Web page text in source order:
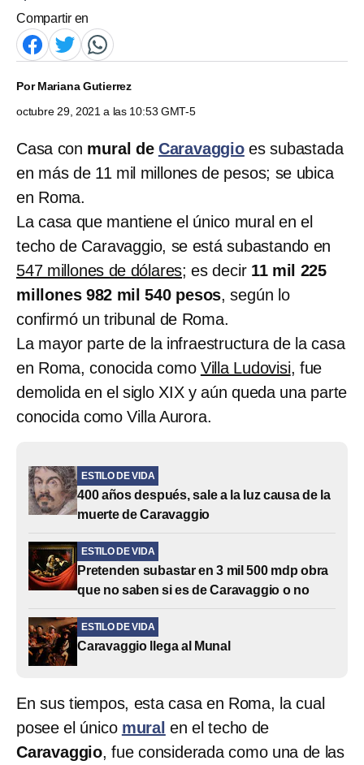
Compartir en
PorMariana Gutierrez
octubre 29, 2021 a las 10:53 GMT-5
Casa con mural de Caravaggioes subastada
en más de 11 mil millones de pesos; se ubica
en Roma.
La casa que mantiene el único mural en el
techo de Caravaggio, se está subastando en
547 millones de dólares; es decir 11 mil 225
millones 982 mil 540 pesos, según lo
confirmó un tribunal de Roma.
La mayor parte de la infraestructura de la casa
en Roma, conocida como Villa Ludovisi, fue
demolida en el siglo XIX y aún queda una parte
conocida como Villa Aurora.
ESTILO DE VIDA
400 años después, sale a la luz causa de la
muerte de Caravaggio
ESTILO DE VIDA
Pretenden subastar en 3 mil 500 mdp obra
que no saben si es de Caravaggio o no
ESTILO DE VIDA
Caravaggio llega al Munal
En sus tiempos, esta casa en Roma, la cual
posee el único mural en el techo de
Caravaggio, fue considerada como una de las